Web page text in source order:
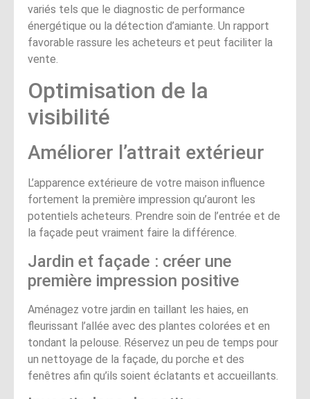
variés tels que le diagnostic de performance
énergétique ou la détection d’amiante. Un rapport
favorable rassure les acheteurs et peut faciliter la
vente.
Optimisation de la
visibilité
Améliorer l’attrait extérieur
L’apparence extérieure de votre maison influence
fortement la première impression qu’auront les
potentiels acheteurs. Prendre soin de l’entrée et de
la façade peut vraiment faire la différence.
Jardin et façade : créer une
première impression positive
Aménagez votre jardin en taillant les haies, en
fleurissant l’allée avec des plantes colorées et en
tondant la pelouse. Réservez un peu de temps pour
un nettoyage de la façade, du porche et des
fenêtres afin qu’ils soient éclatants et accueillants.